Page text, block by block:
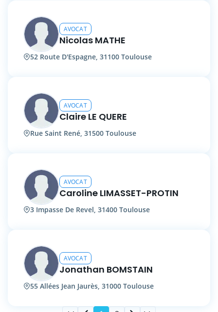
AVOCAT
Nicolas MATHE
52 Route D'Espagne, 31100 Toulouse
AVOCAT
Claire LE QUERE
Rue Saint René, 31500 Toulouse
AVOCAT
Caroline LIMASSET-PROTIN
3 Impasse De Revel, 31400 Toulouse
AVOCAT
Jonathan BOMSTAIN
55 Allées Jean Jaurès, 31000 Toulouse